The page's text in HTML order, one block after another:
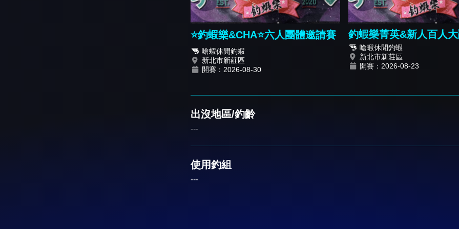
⭐️釣蝦樂&CHA⭐️六人團體邀請賽
嗆蝦休閒釣蝦
新北市新莊區
開賽：2026-08-30
釣蝦樂菁英&新人百人
《菁英報名篇》
嗆蝦休閒釣蝦
新北市新莊區
開賽：2026-08-23
出沒地區/釣齡
---
使用釣組
---